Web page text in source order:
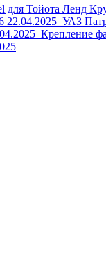
для Тойота Ленд
22.04.2025 УАЗ
Крепление